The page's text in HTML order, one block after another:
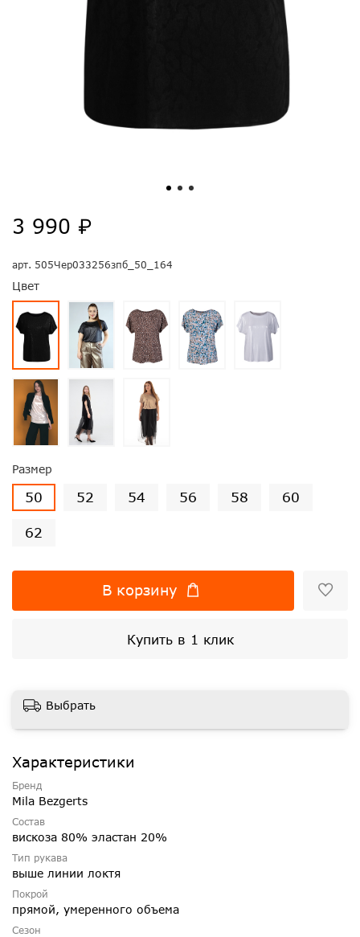
арт. 505Чер033256зпб_50_164
Цвет
Размер
50 52 54 56 58 60
62
3 990 ₽
В корзину
Купить в 1 клик
Выбрать
Характеристики
Бренд
Mila Bezgerts
Состав
вискоза 80% эластан 20%
Тип рукава
выше линии локтя
Покрой
прямой, умеренного объема
Сезон